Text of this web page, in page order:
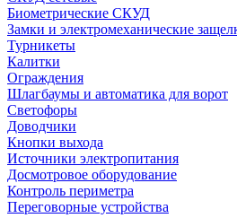
Биометрические СКУД
Замки и электромеханические
Турникеты
Калитки
Ограждения
Шлагбаумы и автоматика для ворот
Светофоры
Доводчики
Кнопки выхода
Источники электропитания
Досмотровое оборудование
Контроль периметра
Переговорные устройства